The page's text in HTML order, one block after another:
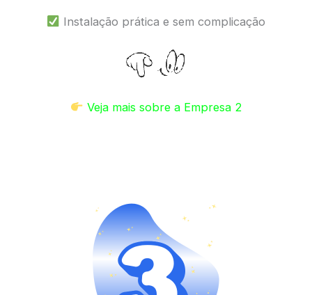
Instalação prática e sem complicação
Veja mais sobre a Empresa 2